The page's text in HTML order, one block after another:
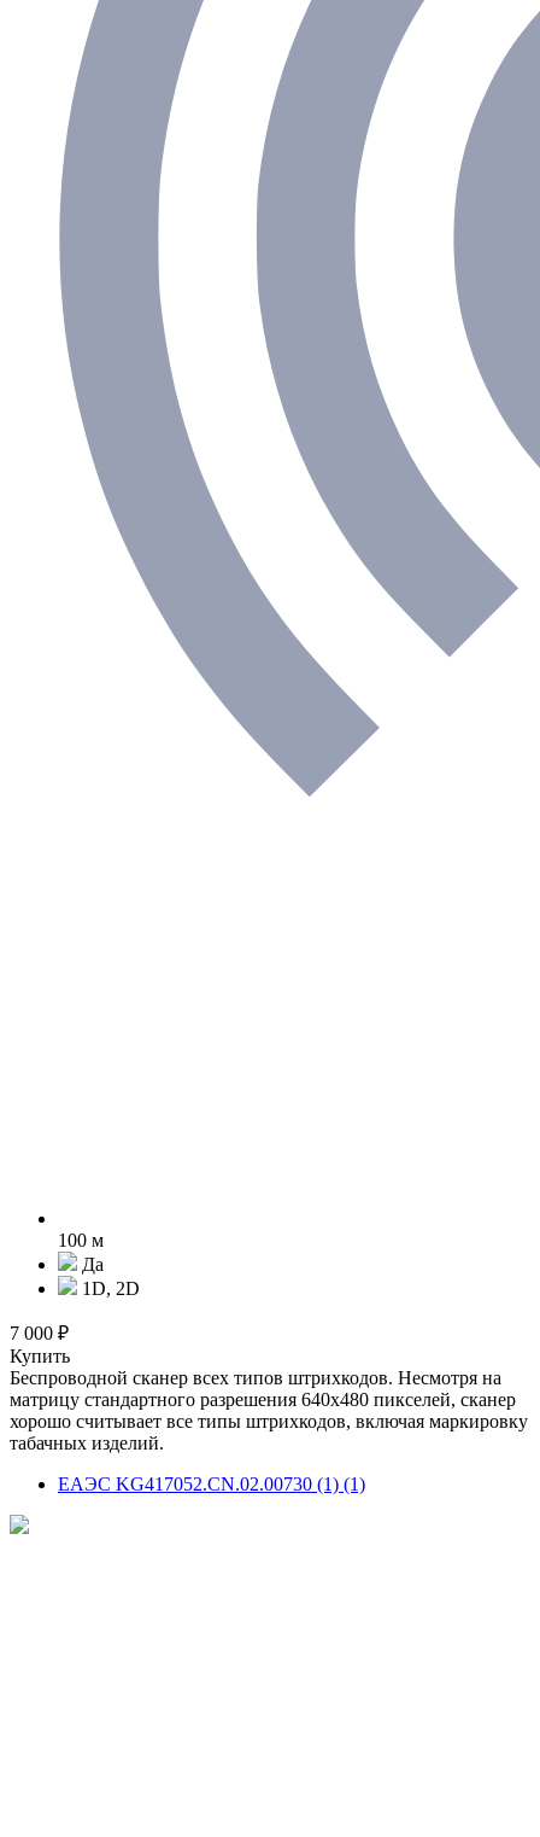
100 м
Да
1D, 2D
7 000 ₽
Купить
Беспроводной сканер всех типов штрихкодов. Несмотря на
матрицу стандартного разрешения 640х480 пикселей, сканер
хорошо считывает все типы штрихкодов, включая маркировку
табачных изделий.
ЕАЭС KG417052.CN.02.00730 (1) (1)